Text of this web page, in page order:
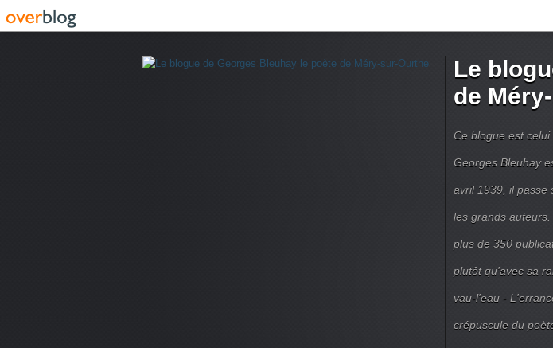
Le
de
Ce blogue est
Georges Bleuhay
avril 1939, il passe
les grands
plus de 350
plutôt qu'avec sa
vau-l'eau -
crépuscule du